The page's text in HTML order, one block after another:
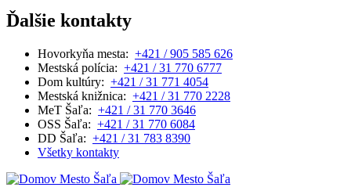
Ďalšie kontakty
Hovorkyňa mesta: +421 / 905 585 626
Mestská polícia: +421 / 31 770 6777
Dom kultúry: +421 / 31 771 4054
Mestská knižnica: +421 / 31 770 2228
MeT Šaľa: +421 / 31 770 3646
OSS Šaľa: +421 / 31 770 6084
DD Šaľa: +421 / 31 783 8390
Všetky kontakty